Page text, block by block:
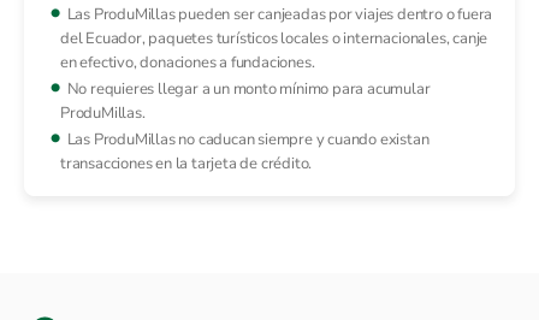
Las ProduMillas pueden ser canjeadas por viajes dentro o fuera
del Ecuador, paquetes turísticos locales o internacionales, canje
en efectivo, donaciones a fundaciones.
No requieres llegar a un monto mínimo para acumular
ProduMillas.
Las ProduMillas no caducan siempre y cuando existan
transacciones en la tarjeta de crédito.